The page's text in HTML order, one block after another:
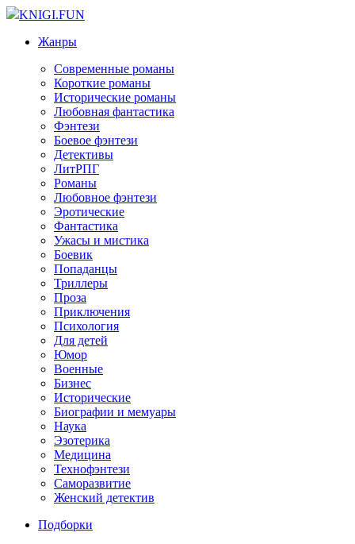
KNIGI.FUN
Жанры
Современные романы
Короткие романы
Исторические романы
Любовная фантастика
Фэнтези
Боевое фэнтези
Детективы
ЛитРПГ
Романы
Любовное фэнтези
Эротические
Фантастика
Ужасы и мистика
Боевик
Попаданцы
Триллеры
Проза
Приключения
Психология
Для детей
Юмор
Военные
Бизнес
Исторические
Биографии и мемуары
Наука
Эзотерика
Медицина
Технофэнтези
Саморазвитие
Женский детектив
Подборки